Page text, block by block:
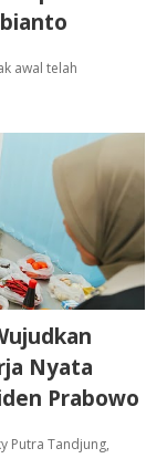
awal telah
Nyata
Prabowo
Putra Tandjung,